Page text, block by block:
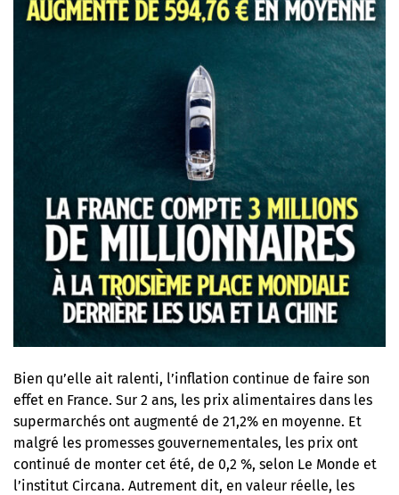
Bien qu’elle ait ralenti, l’inflation continue de faire son
effet en France. Sur 2 ans, les prix alimentaires dans les
supermarchés ont augmenté de 21,2% en moyenne. Et
malgré les promesses gouvernementales, les prix ont
continué de monter cet été, de 0,2 %, selon Le Monde et
l’institut Circana. Autrement dit, en valeur réelle, les